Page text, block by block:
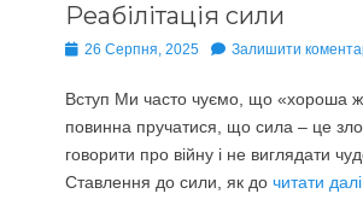
Реабілітація сили
Опубліковано
26 Серпня, 2025 Залишити
Вступ Ми часто чуємо, що «хороша
повинна пручатися, що сила – це
говорити про війну і не виглядати
Ставлення до сили, як до читати далі